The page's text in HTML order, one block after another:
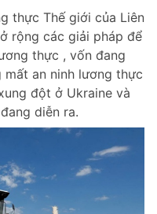
thực Thế giới của Liên
rộng các giải pháp để
thực , vốn đang
an ninh lương thực
đột ở Ukraine và
diễn ra.